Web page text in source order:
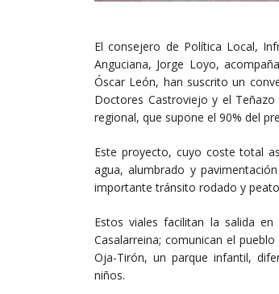
El consejero de Política Local,
Anguciana, Jorge Loyo,
Óscar León, han suscrito un
Doctores Castroviejo y el
regional, que supone el 90% del
Este proyecto, cuyo coste total
agua, alumbrado y
importante tránsito rodado y
Estos viales facilitan la salida
Casalarreina; comunican el
Oja-Tirón, un parque infantil,
niños.